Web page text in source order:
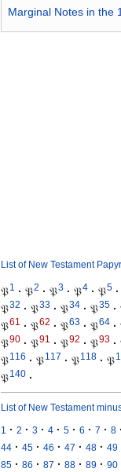
Marginal Notes in the
List of New Testament
𝔓1 · 𝔓2 · 𝔓3 · 𝔓4 · 𝔓5 ·
𝔓32 · 𝔓33 · 𝔓34 · 𝔓35 ·
𝔓61 · 𝔓62 · 𝔓63 · 𝔓64 ·
𝔓90 · 𝔓91 · 𝔓92 · 𝔓93 ·
𝔓116 · 𝔓117 · 𝔓118 · 𝔓
𝔓140 ·
List of New Testament
1 · 2 · 3 · 4 · 5 · 6 · 7 · 8 ·
44 · 45 · 46 · 47 · 48 · 49
85 · 86 · 87 · 88 · 89 · 90